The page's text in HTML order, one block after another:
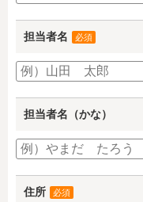
担当者名 必須
担当者名（かな）
住所 必須